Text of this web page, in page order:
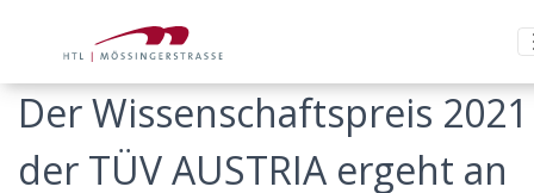
Der Wissenschaftspreis 2021
der TÜV AUSTRIA ergeht an